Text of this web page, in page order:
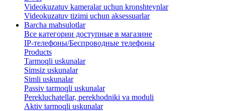
Videokuzatuv kameralar uchun kronshteynlar
​Videokuzatuv tizimi uchun aksessuarlar
Barcha mahsulotlar
Все категории доступные в магазине
IP-телефоны/Беспроводные телефоны
Products
Tarmoqli uskunalar
Simsiz uskunalar
Simli uskunalar
Passiv tarmoqli uskunalar
​Perekluchatellar, perekhodniki va moduli
Aktiv tarmoqli uskunalar